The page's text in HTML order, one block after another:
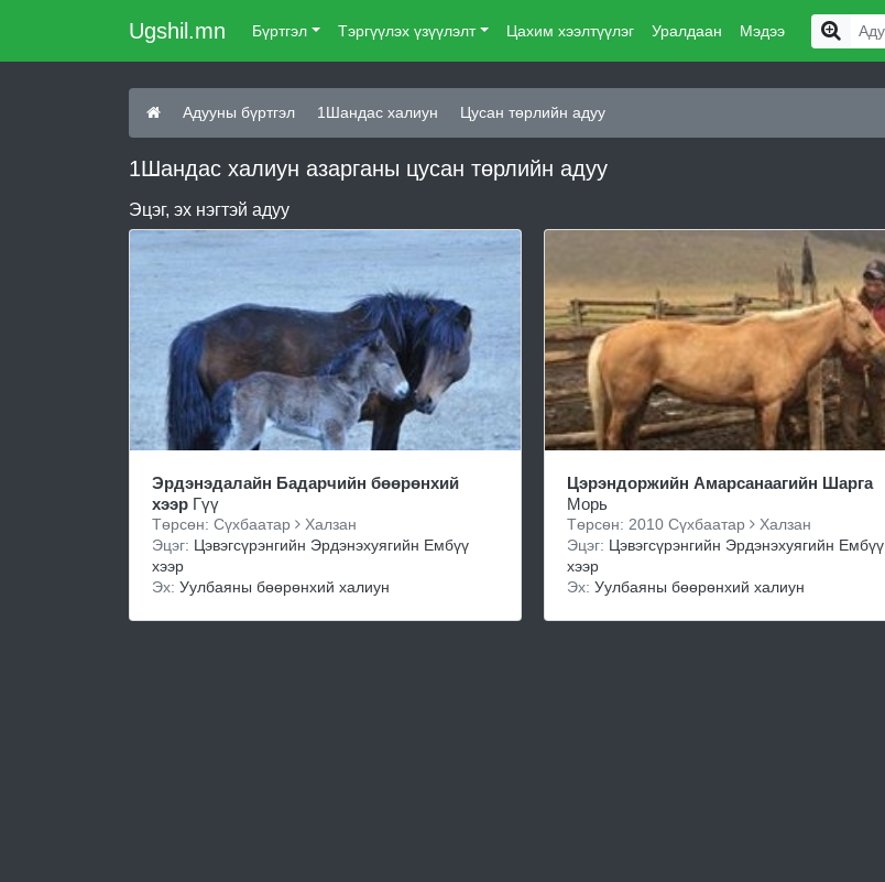
Ugshil.mn Бүртгэл Тэргүүлэх үзүүлэлт Цахим хээлтүүлэг Уралдаан Мэдээ
Адууны бүртгэл 1Шандас халиун Цусан төрлийн адуу
1Шандас халиун азарганы цусан төрлийн адуу
Эцэг, эх нэгтэй адуу
Эрдэнэдалайн Бадарчийн бөөрөнхий
хээр Гүү
Төрсөн: Сүхбаатар
Халзан
Эцэг: Цэвэгсүрэнгийн Эрдэнэхуягийн Ембүү
хээр
Эх: Уулбаяны бөөрөнхий халиун
Цэрэндоржийн Амарсанаагийн Шарга
Морь
Төрсөн: 2010 Сүхбаатар Халзан
Эцэг: Цэвэгсүрэнгийн Эрдэнэхуягийн Ембүү
хээр
Эх: Уулбаяны бөөрөнхий халиун